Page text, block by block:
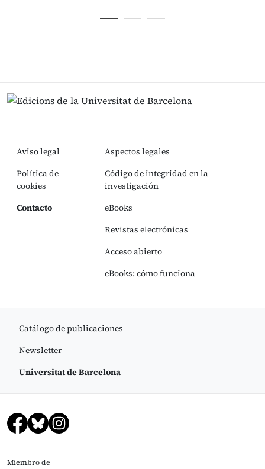
Aviso legal
Política de
cookies
Contacto
Aspectos legales
Código de integridad en la
investigación
eBooks
Revistas electrónicas
Acceso abierto
eBooks: cómo funciona
Catálogo de publicaciones
Newsletter
Universitat de Barcelona
Miembro de